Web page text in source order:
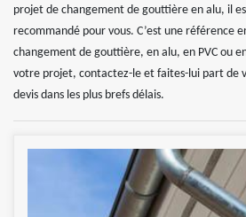
projet de changement de gouttière en alu, il
recommandé pour vous. C’est une référence
changement de gouttière, en alu, en PVC ou
votre projet, contactez-le et faites-lui part de
devis dans les plus brefs délais.